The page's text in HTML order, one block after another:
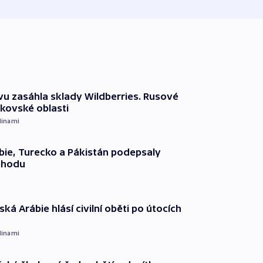
zasáhla sklady Wildberries. Rusové
oblasti
Turecko a Pákistán podepsaly
Arábie hlásí civilní oběti po útocích